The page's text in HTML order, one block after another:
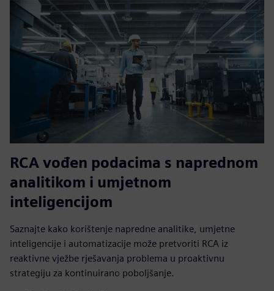
RCA vođen podacima s naprednom
analitikom i umjetnom
inteligencijom
Saznajte kako korištenje napredne analitike, umjetne
inteligencije i automatizacije može pretvoriti RCA iz
reaktivne vježbe rješavanja problema u proaktivnu
strategiju za kontinuirano poboljšanje.